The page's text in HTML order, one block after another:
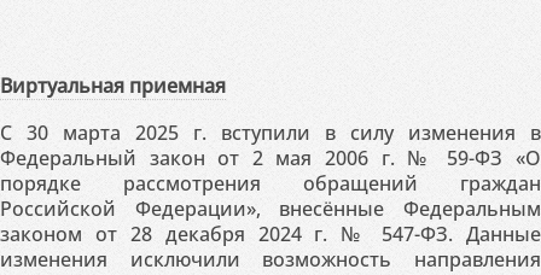
Виртуальная приемная
С 30 марта 2025 г. вступили в силу изменения в
Федеральный закон от 2 мая 2006 г. № 59-ФЗ «О
порядке рассмотрения обращений граждан
Российской Федерации», внесённые Федеральным
законом от 28 декабря 2024 г. № 547-ФЗ. Данные
изменения исключили возможность направления